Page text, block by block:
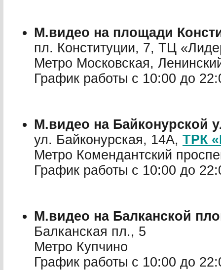
М.видео на площади
пл. Конституции, 7, ТЦ
Метро Московская,
График работы с 10:00 до
М.видео на Байконурской
ул. Байконурская, 14А, ТРК
Метро Комендантский
График работы с 10:00 до
М.видео на Балканской
Балканская пл., 5
Метро Купчино
График работы с 10:00 до